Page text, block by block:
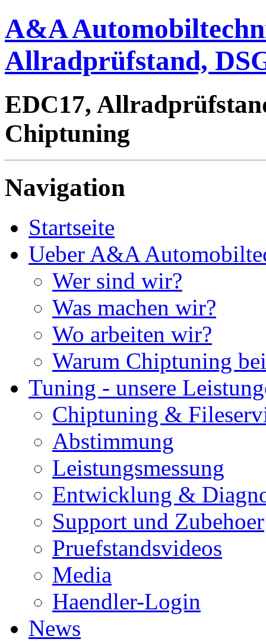
A&A
Allradprüfstand,
EDC17,
Chiptuning
Navigation
Startseite
Ueber A&A
Wer sind wir?
Was machen wir?
Wo arbeiten wir?
Warum Chiptuning
Tuning - unsere
Chiptuning &
Abstimmung
Leistungsmessung
Entwicklung &
Support und Zubehoer
Pruefstandsvideos
Media
Haendler-Login
News